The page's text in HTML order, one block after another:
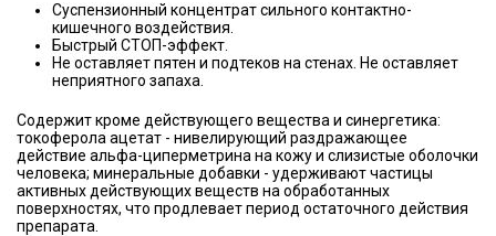
Суспензионный концентрат сильного контактно-
кишечного воздействия.
Быстрый СТОП-эффект.
Не оставляет пятен и подтеков на стенах. Не оставляет
неприятного запаха.
Содержит кроме действующего вещества и синергетика:
токоферола ацетат - нивелирующий раздражающее
действие альфа-циперметрина на кожу и слизистые оболочки
человека; минеральные добавки - удерживают частицы
активных действующих веществ на обработанных
поверхностях, что продлевает период остаточного действия
препарата.